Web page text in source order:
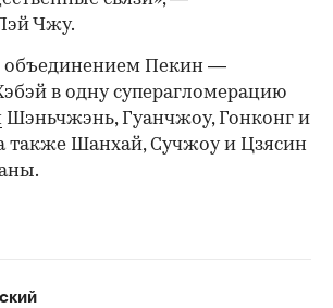
Чжу.
объединением Пекин —
в одну суперагломерацию
Шэньчжэнь, Гуанчжоу, Гонконг и
также Шанхай, Сучжоу и Цзясин